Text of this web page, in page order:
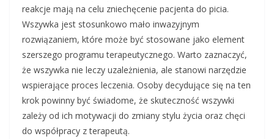
reakcje mają na celu zniechęcenie pacjenta do picia.
Wszywka jest stosunkowo mało inwazyjnym
rozwiązaniem, które może być stosowane jako element
szerszego programu terapeutycznego. Warto zaznaczyć,
że wszywka nie leczy uzależnienia, ale stanowi narzędzie
wspierające proces leczenia. Osoby decydujące się na ten
krok powinny być świadome, że skuteczność wszywki
zależy od ich motywacji do zmiany stylu życia oraz chęci
do współpracy z terapeutą.